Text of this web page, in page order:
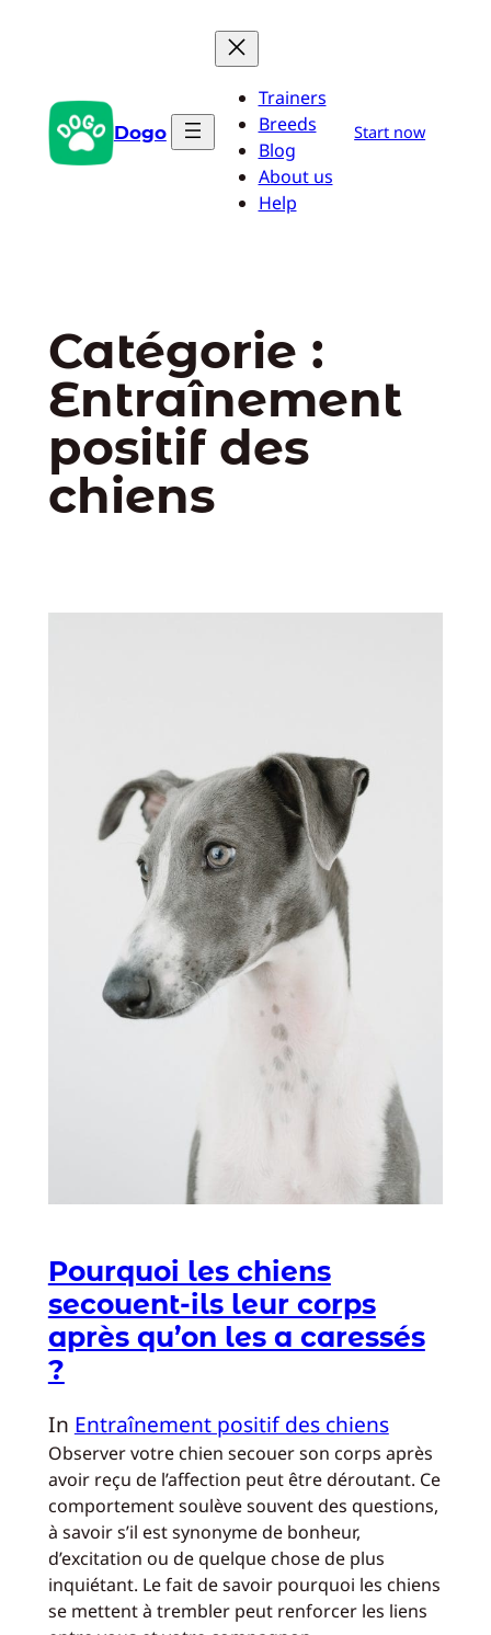
Dogo
Trainers
Breeds
Blog
About us
Help
Start now
Catégorie :
Entraînement
positif des
chiens
Pourquoi les chiens
secouent-ils leur corps
après qu’on les a caressés
?
In Entraînement positif des chiens
Observer votre chien secouer son corps après
avoir reçu de l’affection peut être déroutant. Ce
comportement soulève souvent des questions,
à savoir s’il est synonyme de bonheur,
d’excitation ou de quelque chose de plus
inquiétant. Le fait de savoir pourquoi les chiens
se mettent à trembler peut renforcer les liens